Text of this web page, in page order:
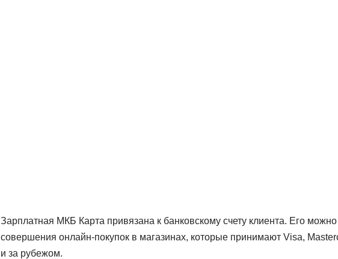
Зарплатная МКБ Карта привязана к банковскому счету клиента. Его
совершения онлайн-покупок в магазинах, которые принимают Visa,
и за рубежом.